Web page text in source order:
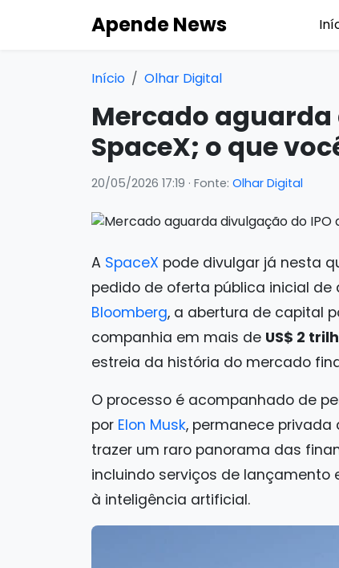
Apende News
Início Olhar Digital
Mercado aguarda
SpaceX; o que
20/05/2026 17:19 · Fonte: Olhar Digital
A SpaceX pode divulgar já nesta
pedido de oferta pública inicial de
Bloomberg, a abertura de capital
companhia em mais de US$ 2
estreia da história do mercado
O processo é acompanhado de
por Elon Musk, permanece privada
trazer um raro panorama das
incluindo serviços de lançamento
à inteligência artificial.